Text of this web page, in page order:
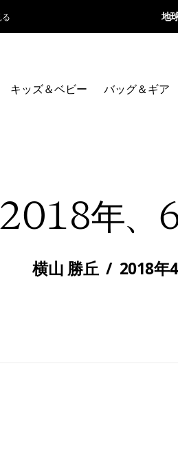
地
キッズ＆ベビー バッグ＆ギア
2018年、
横山 勝丘 / 2018年